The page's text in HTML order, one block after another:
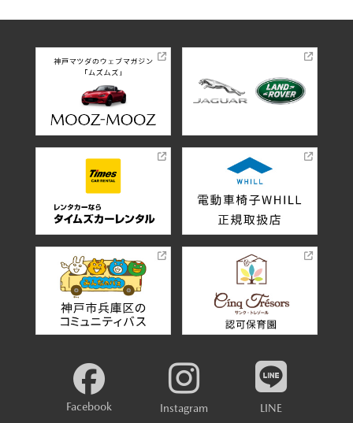
Facebook Instagram LINE